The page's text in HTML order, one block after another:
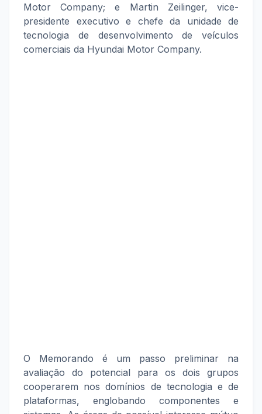
Motor Company; e Martin Zeilinger, vice-
presidente executivo e chefe da unidade de
tecnologia de desenvolvimento de veículos
comerciais da Hyundai Motor Company.
O Memorando é um passo preliminar na
avaliação do potencial para os dois grupos
cooperarem nos domínios de tecnologia e de
plataformas, englobando componentes e